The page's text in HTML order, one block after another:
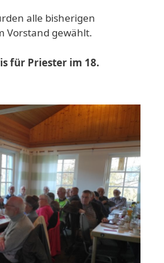
alle bisherigen
Vorstand gewählt.
für Priester im 18.